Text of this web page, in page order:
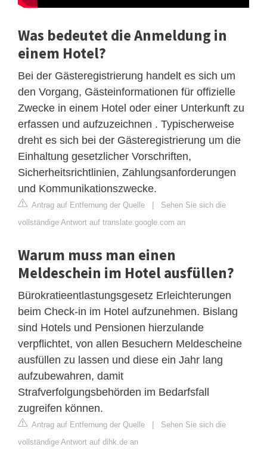
Was bedeutet die Anmeldung in
einem Hotel?
Bei der Gästeregistrierung handelt es sich um
den Vorgang, Gästeinformationen für offizielle
Zwecke in einem Hotel oder einer Unterkunft zu
erfassen und aufzuzeichnen . Typischerweise
dreht es sich bei der Gästeregistrierung um die
Einhaltung gesetzlicher Vorschriften,
Sicherheitsrichtlinien, Zahlungsanforderungen
und Kommunikationszwecke.
Antrag auf Entfernung der Quelle | Sehen Sie sich die
vollständige Antwort auf translate.google.com an
Warum muss man einen
Meldeschein im Hotel ausfüllen?
Bürokratieentlastungsgesetz Erleichterungen
beim Check-in im Hotel aufzunehmen. Bislang
sind Hotels und Pensionen hierzulande
verpflichtet, von allen Besuchern Meldescheine
ausfüllen zu lassen und diese ein Jahr lang
aufzubewahren, damit
Strafverfolgungsbehörden im Bedarfsfall
zugreifen können.
Antrag auf Entfernung der Quelle | Sehen Sie sich die
vollständige Antwort auf dihk.de an